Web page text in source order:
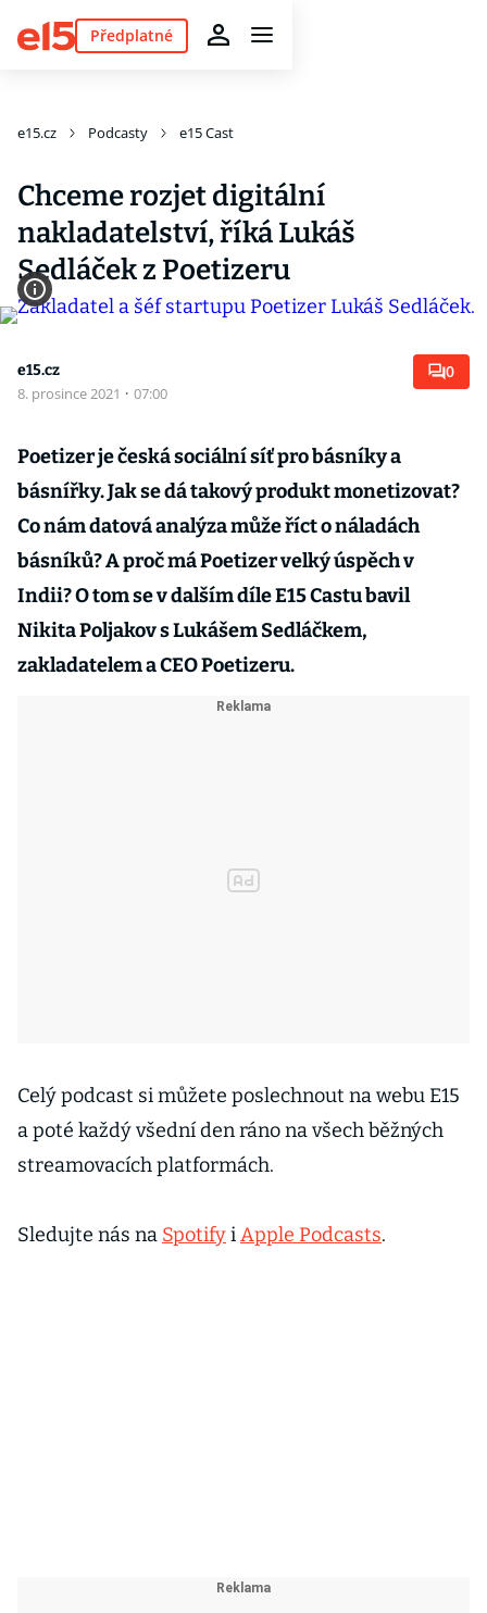
Předplatné
e15.cz Podcasty e15 Cast
Chceme rozjet digitální
nakladatelství, říká Lukáš
Sedláček z Poetizeru
e15.cz
8. prosince 2021 · 07:00
0
Poetizer je česká sociální síť pro básníky a
básnířky. Jak se dá takový produkt monetizovat?
Co nám datová analýza může říct o náladách
básníků? A proč má Poetizer velký úspěch v
Indii? O tom se v dalším díle E15 Castu bavil
Nikita Poljakov s Lukášem Sedláčkem,
zakladatelem a CEO Poetizeru.
Celý podcast si můžete poslechnout na webu E15
a poté každý všední den ráno na všech běžných
streamovacích platformách.
Sledujte nás na SpotifyiApple Podcasts.